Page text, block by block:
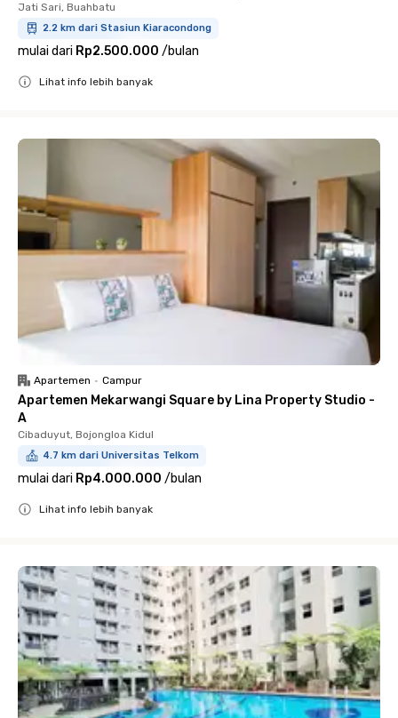
Jati Sari, Buahbatu
2.2 km dari Stasiun Kiaracondong
mulai dari Rp2.500.000 /bulan
Lihat info lebih banyak
Apartemen • Campur
Apartemen Mekarwangi Square by Lina Property Studio -
A
Cibaduyut, Bojongloa Kidul
4.7 km dari Universitas Telkom
mulai dari Rp4.000.000 /bulan
Lihat info lebih banyak